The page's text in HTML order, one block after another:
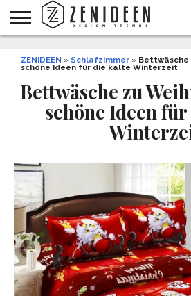
INNENDESIGN
ARCHITEKTUR
GARTEN
UND
LIFESTYLE
DEKO
&
DIY
STYLE
REZEPTE
GESUNDHEIT
WEIHNACHTEN
ZENIDEEN » Schlafzimmer » Bettwäsche
schöne Ideen für die kalte Winterzeit
Bettwäsche zu
schöne Ideen